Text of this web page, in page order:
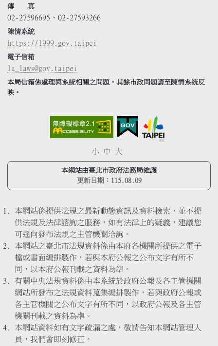
傳 真
02-27596695、02-27593266
陳情系統
https://1999.gov.taipei
電子信箱
la_laws@gov.taipei
本局信箱係處理與系統相關之問題，其餘市政問題請至陳情系統反
映。
小 中 大
本網站由臺北市政府法務局維護
更新日期： 115.08.09
本網站係提供法規之最新動態資訊及資料檢索，並不提
供法規及法律諮詢之服務，如有法律上的疑義，建議您
可逕向發布法規之主管機關洽詢。
本網站之臺北市法規資料係由本府各機關所提供之電子
檔或書面編排製作，若與本府公報之公布文字有所不
同，以本府公報刊載之資料為準。
有關中央法規資料係由本系統於政府公報及各主管機關
網站所發布之法規資料蒐集編排製作，若與政府公報或
各主管機關之公布文字有所不同，以政府公報及各主管
機關刊載之資料為準。
本網站資料如有文字疏漏之處，敬請告知本網站管理人
員，我們會即刻修正。